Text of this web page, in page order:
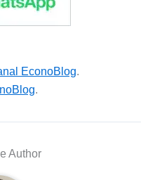
EconoBlog.
.
Author